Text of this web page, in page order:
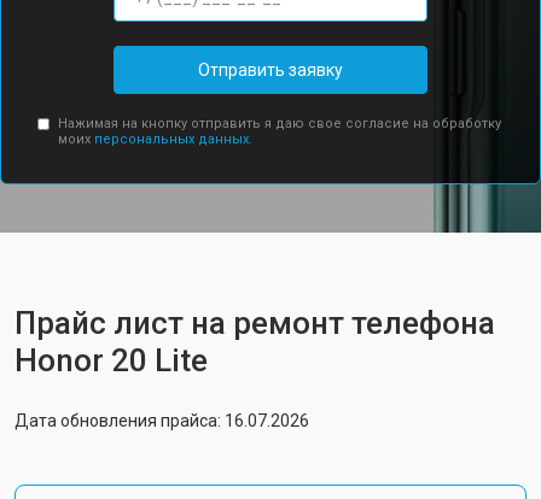
Отправить заявку
Нажимая на кнопку отправить я даю свое согласие на обработку
моих персональных данных.
Прайс лист на ремонт телефона
Honor 20 Lite
Дата обновления прайса: 16.07.2026